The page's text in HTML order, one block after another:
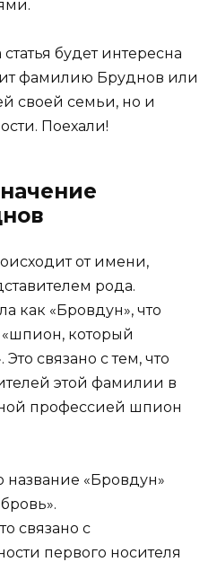
будет интересна
фамилию Бруднов или
своей семьи, но и
Поехали!
от имени,
рода.
как «Бровдун», что
который
связано с тем, что
этой фамилии в
профессией шпион
название «Бровдун»
связано с
первого носителя